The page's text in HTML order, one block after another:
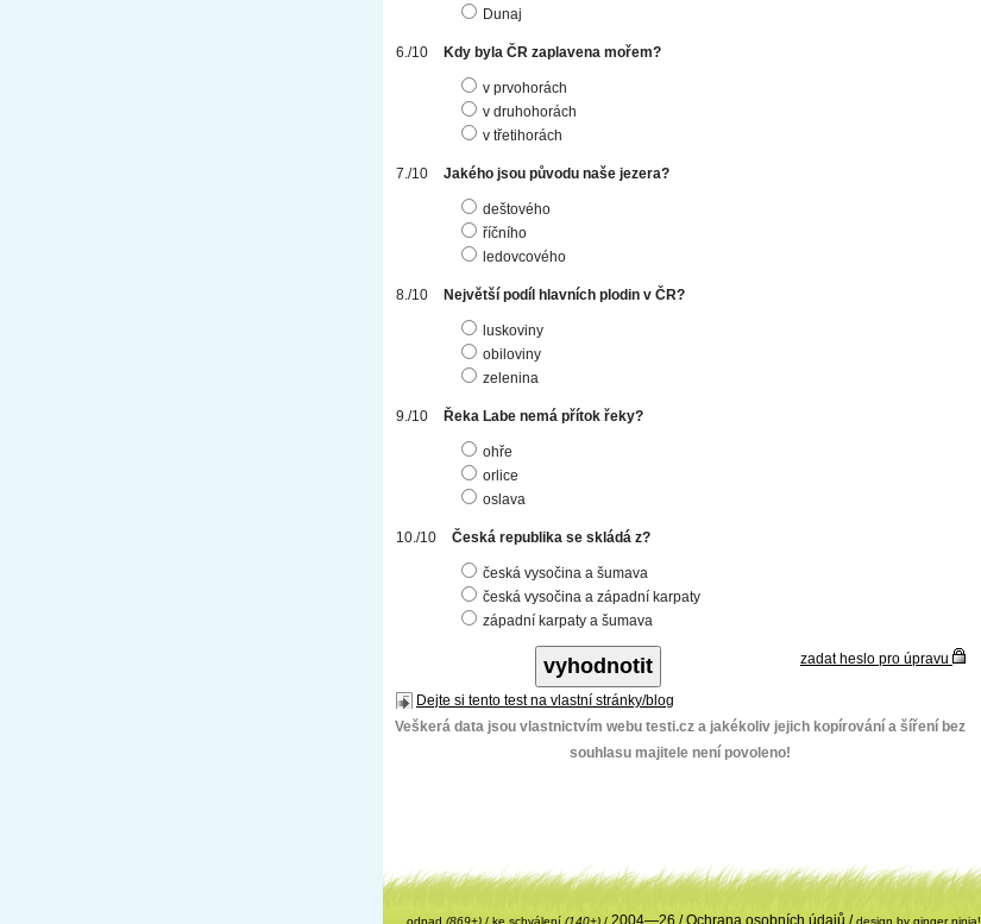
Dunaj
Kdy byla ČR zaplavena mořem?
v prvohorách
v druhohorách
v třetihorách
Jakého jsou původu naše jezera?
deštového
říčního
ledovcového
Největší podíl hlavních plodin v ČR?
luskoviny
obiloviny
zelenina
Řeka Labe nemá přítok řeky?
ohře
orlice
oslava
Česká republika se skládá z?
česká vysočina a šumava
česká vysočina a západní karpaty
západní karpaty a šumava
zadat heslo pro úpravu
Dejte si tento test na vlastní stránky/blog
Veškerá data jsou vlastnictvím webu testi.cz a jakékoliv jejich kopírování a šíření bez
souhlasu majitele není povoleno!
odpad (869+) / ke schválení (140+) / 2004—26 /Ochrana osobních údajů /design by ginger ninja!